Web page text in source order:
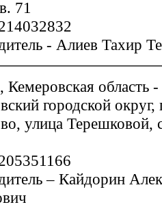
71
- Алиев Тахир
Кемеровская область -
городской округ,
улица Терешковой,
– Кайдорин